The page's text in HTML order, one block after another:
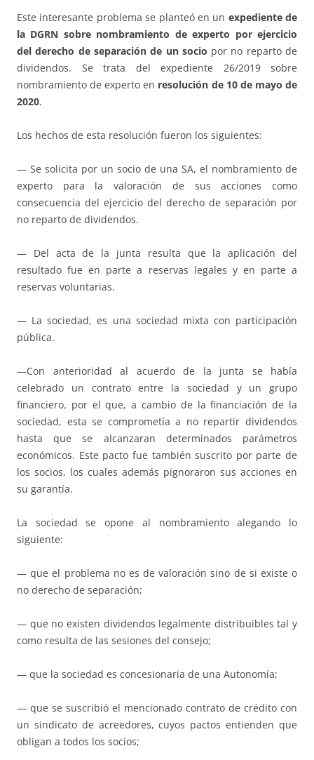
Este interesante problema se planteó en un expediente de
la DGRN sobre nombramiento de experto por ejercicio
del derecho de separación de un socio por no reparto de
dividendos. Se trata del expediente 26/2019 sobre
nombramiento de experto en resolución de 10 de mayo de
2020.
Los hechos de esta resolución fueron los siguientes:
— Se solicita por un socio de una SA, el nombramiento de
experto para la valoración de sus acciones como
consecuencia del ejercicio del derecho de separación por
no reparto de dividendos.
— Del acta de la junta resulta que la aplicación del
resultado fue en parte a reservas legales y en parte a
reservas voluntarias.
— La sociedad, es una sociedad mixta con participación
pública.
—Con anterioridad al acuerdo de la junta se había
celebrado un contrato entre la sociedad y un grupo
financiero, por el que, a cambio de la financiación de la
sociedad, esta se comprometía a no repartir dividendos
hasta que se alcanzaran determinados parámetros
económicos. Este pacto fue también suscrito por parte de
los socios, los cuales además pignoraron sus acciones en
su garantía.
La sociedad se opone al nombramiento alegando lo
siguiente:
— que el problema no es de valoración sino de si existe o
no derecho de separación;
— que no existen dividendos legalmente distribuibles tal y
como resulta de las sesiones del consejo;
— que la sociedad es concesionaria de una Autonomía;
— que se suscribió el mencionado contrato de crédito con
un sindicato de acreedores, cuyos pactos entienden que
obligan a todos los socios;